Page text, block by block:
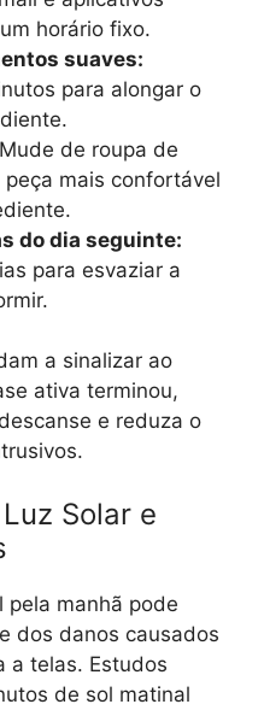
horário fixo.
suaves:
para alongar o
Mude de roupa de
mais confortável
do dia seguinte:
para esvaziar a
a sinalizar ao
ativa terminou,
e reduza o
Solar e
pela manhã pode
dos danos causados
a telas. Estudos
de sol matinal